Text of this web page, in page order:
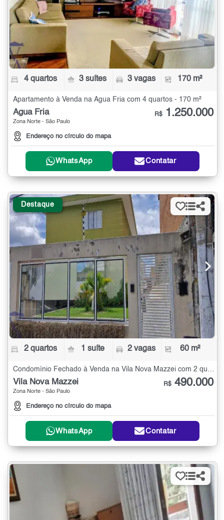
4 quartos 3 suítes 3 vagas 170 m²
Apartamento à Venda na Água Fria com 4 quartos - 170 m²
Água Fria
Zona Norte - São Paulo
Endereço no círculo do mapa
R$ 1.250.000
WhatsApp Contatar
Destaque
2 quartos 1 suíte 2 vagas 60 m²
Vila Nova Mazzei
Zona Norte - São Paulo
Endereço no círculo do mapa
R$ 490.000
WhatsApp Contatar